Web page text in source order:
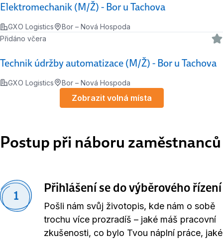
Elektromechanik (M/Ž) - Bor u Tachova
GXO Logistics Bor – Nová Hospoda
Technik údržby automatizace (M/Ž) - Bor u Tachova
Přidáno včera
GXO Logistics Bor – Nová Hospoda
Zobrazit volná místa
Postup při náboru zaměstnanců
1
Přihlášení se do výběrového řízení
Pošli nám svůj životopis, kde nám o sobě
trochu více prozradíš – jaké máš pracovní
zkušenosti, co bylo Tvou náplní práce, jaké